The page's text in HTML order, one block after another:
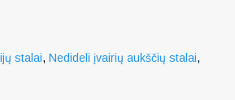
stalai, Nedideli įvairių aukščių stalai,